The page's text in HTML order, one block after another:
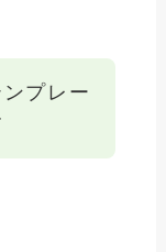
プレー